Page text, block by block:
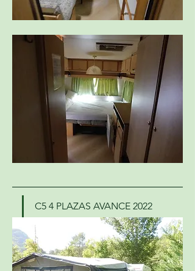
C5 4 PLAZAS AVANCE 2022